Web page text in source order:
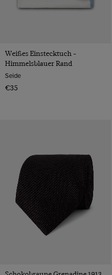
Weißes Einstecktuch -
Himmelsblauer Rand
Seide
€35